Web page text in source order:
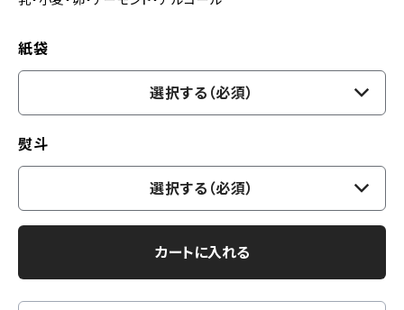
紙袋
選択する（必須）
熨斗
選択する（必須）
カートに入れる